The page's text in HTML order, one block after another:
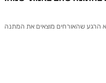
הרגע שהאורחים מוצאים את המתנה